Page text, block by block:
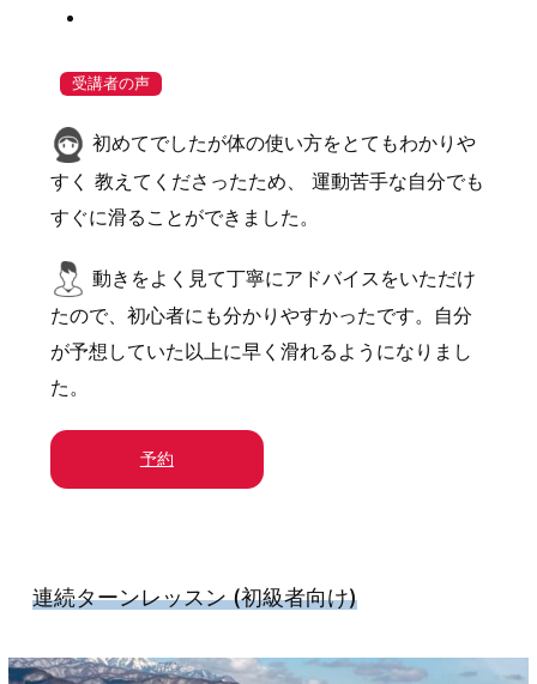
受講者の声
初めてでしたが体の使い方をとてもわかりや
すく 教えてくださったため、 運動苦手な自分でも
すぐに滑ることができました。
動きをよく見て丁寧にアドバイスをいただけ
たので、初心者にも分かりやすかったです。自分
が予想していた以上に早く滑れるようになりまし
た。
予約
連続ターンレッスン(初級者向け)